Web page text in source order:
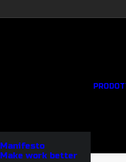
Manifesto
Make work better